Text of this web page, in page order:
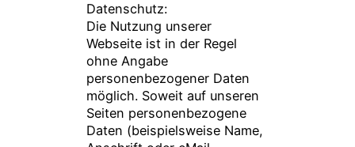
Datenschutz:
Die Nutzung unserer
Webseite ist in der Regel
ohne Angabe
personenbezogener Daten
möglich. Soweit auf unseren
Seiten personenbezogene
Daten (beispielsweise Name,